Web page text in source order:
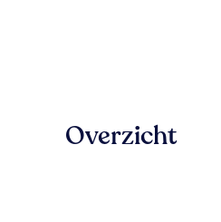
Overzicht